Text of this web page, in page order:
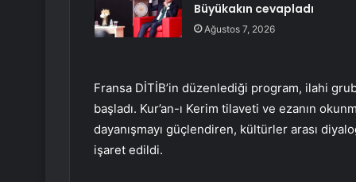
Büyükakın cevapladı
Ağustos 7, 2026
Fransa DİTİB’in düzenlediği program, ilahi
başladı. Kur’an-ı Kerim tilaveti ve ezanın
dayanışmayı güçlendiren, kültürler arası
işaret edildi.